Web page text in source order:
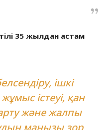
35 жылдан астам
ішкі
істеуі, қан
және жалпы
маңызы зор